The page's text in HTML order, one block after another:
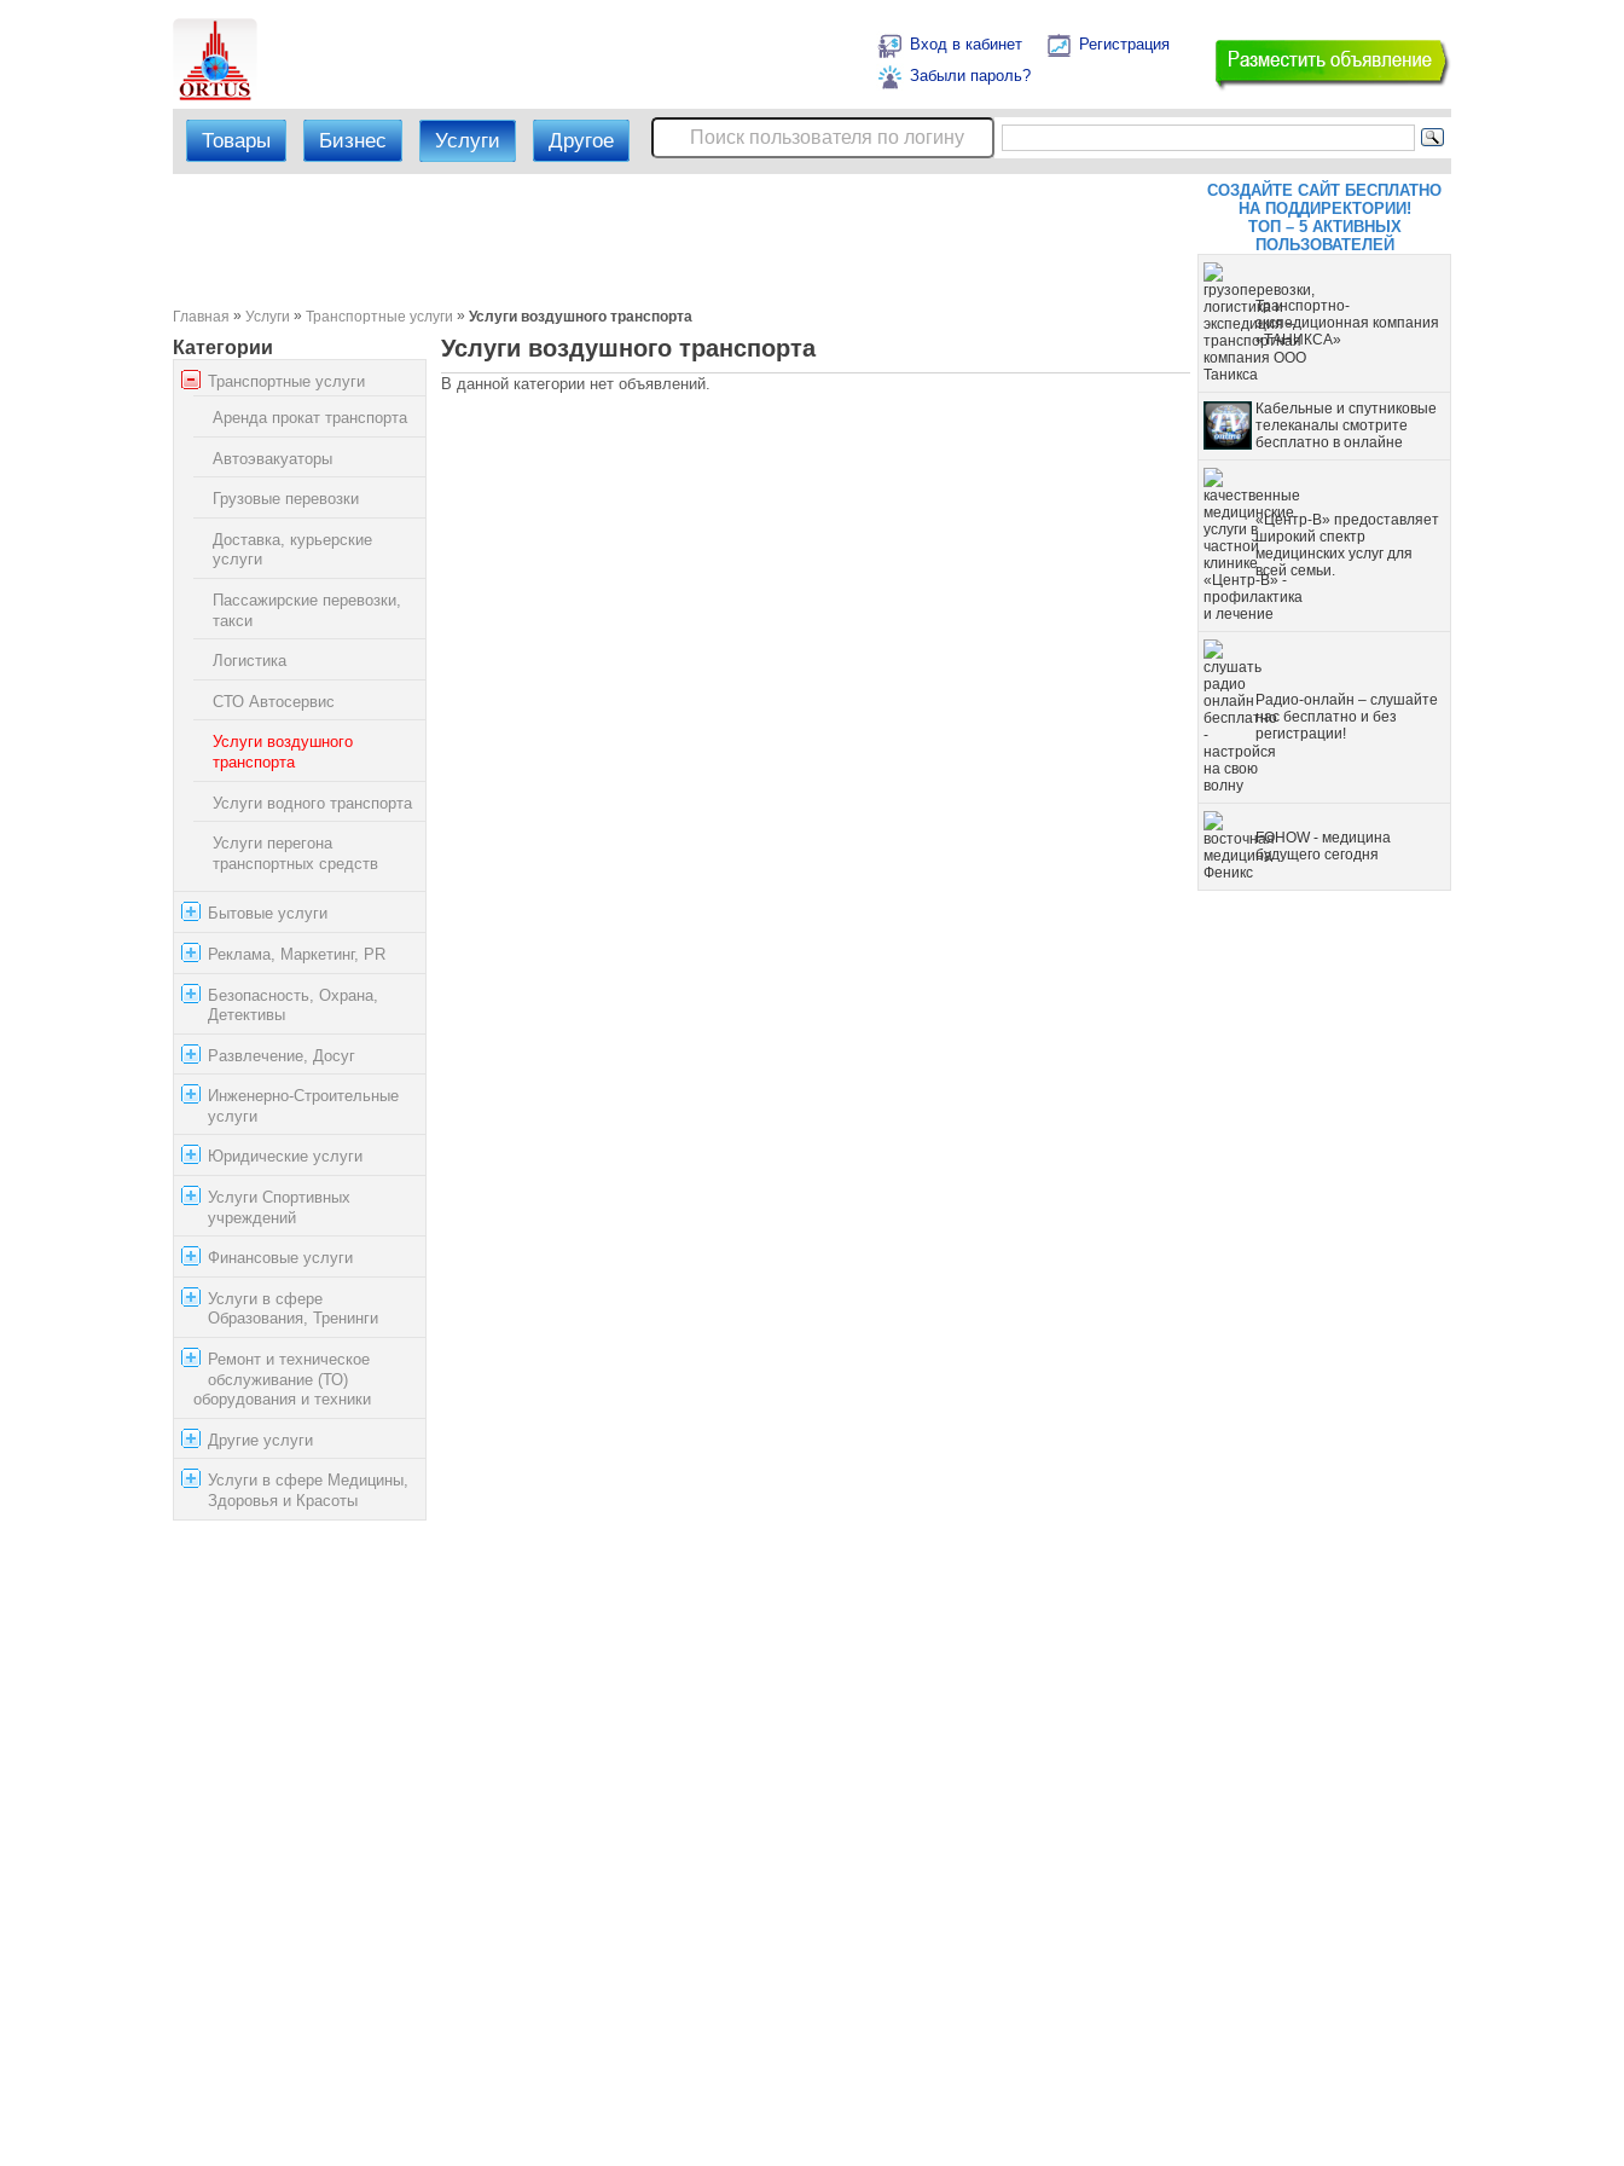
Вход в кабинет
Регистрация
Забыли пароль?
Товары Бизнес Услуги Другое
Главная » Услуги » Транспортные услуги » Услуги воздушного транспорта
Категории
Транспортные услуги
Аренда прокат транспорта
Автоэвакуаторы
Грузовые перевозки
Доставка, курьерские
услуги
Пассажирские перевозки,
такси
Логистика
СТО Автосервис
Услуги воздушного
транспорта
Услуги водного транспорта
Услуги перегона
транспортных средств
Бытовые услуги
Реклама, Маркетинг, PR
Безопасность, Охрана,
Детективы
Развлечение, Досуг
Инженерно-Строительные
услуги
Юридические услуги
Услуги Спортивных
учреждений
Финансовые услуги
Услуги в сфере
Образования, Тренинги
Ремонт и техническое
обслуживание (ТО)
оборудования и техники
Другие услуги
Услуги в сфере Медицины,
Здоровья и Красоты
Услуги воздушного транспорта
В данной категории нет объявлений.
СОЗДАЙТЕ САЙТ БЕСПЛАТНО
НА ПОДДИРЕКТОРИИ!
ТОП – 5 АКТИВНЫХ
ПОЛЬЗОВАТЕЛЕЙ
Транспортно-
экспедиционная компания
«ТАНИКСА»
Кабельные и спутниковые
телеканалы смотрите
бесплатно в онлайне
«Центр-В» предоставляет
широкий спектр
медицинских услуг для
всей семьи.
Радио-онлайн – слушайте
нас бесплатно и без
регистрации!
FOHOW - медицина
будущего сегодня